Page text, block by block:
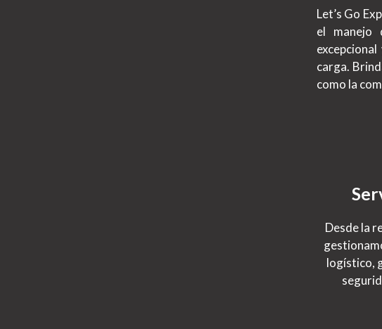
Let’s Go
el manejo
carga.
como la
Desde la
logístico,